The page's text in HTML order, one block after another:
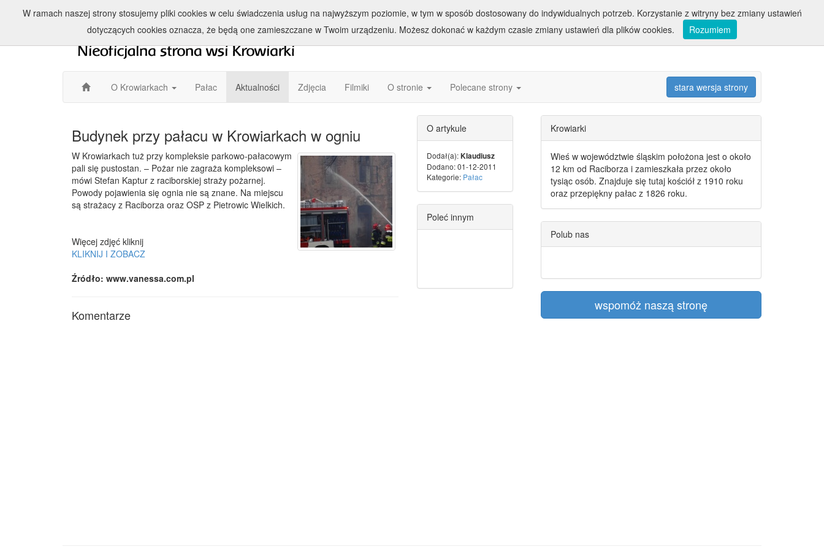
O Krowiarkach Pałac Aktualności Zdjęcia Filmiki O stronie Polecane strony stara wersja strony
Budynek przy pałacu w Krowiarkach w ogniu
W Krowiarkach tuż przy kompleksie parkowo-pałacowym
pali się pustostan. – Pożar nie zagraża kompleksowi –
mówi Stefan Kaptur z raciborskiej straży pożarnej.
Powody pojawienia się ognia nie są znane. Na miejscu
są strażacy z Raciborza oraz OSP z Pietrowic Wielkich.
Więcej zdjęć kliknij
KLIKNIJ I ZOBACZ
Źródło: www.vanessa.com.pl
Komentarze
O artykule
Dodał(a):Klaudiusz
Dodano: 01-12-2011
Kategorie: Pałac
Poleć innym
Krowiarki
Wieś w województwie śląskim położona jest o około
12 km od Raciborza i zamieszkała przez około
tysiąc osób. Znajduje się tutaj kościół z 1910 roku
oraz przepiękny pałac z 1826 roku.
Polub nas
wspomóż naszą stronę
W ramach naszej strony stosujemy pliki cookies w celu świadczenia usług na najwyższym poziomie, w tym w sposób dostosowany do indywidualnych potrzeb. Korzystanie z witryny bez zmiany ustawień
dotyczących cookies oznacza, że będą one zamieszczane w Twoim urządzeniu. Możesz dokonać w każdym czasie zmiany ustawień dla plików cookies.
Rozumiem